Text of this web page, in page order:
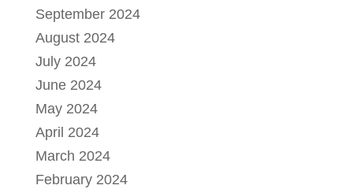
September 2024
August 2024
July 2024
June 2024
May 2024
April 2024
March 2024
February 2024